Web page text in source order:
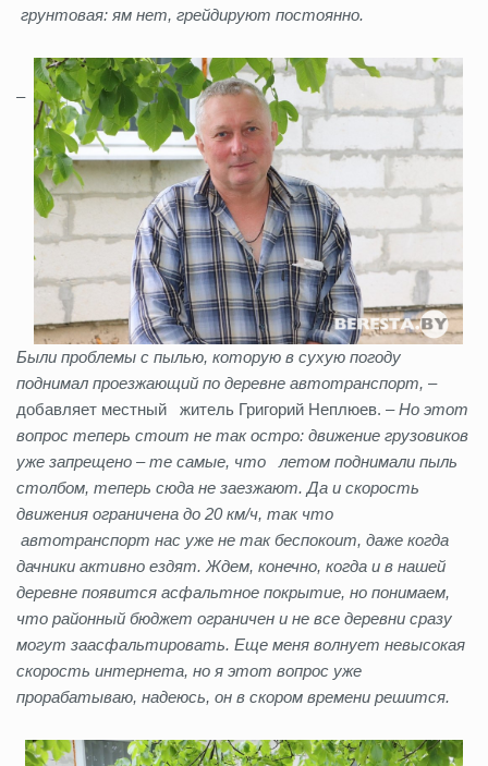
грунтовая: ям нет, грейдируют постоянно.
–
Были проблемы с пылью, которую в сухую погоду
поднимал проезжающий по деревне автотранспорт, –
добавляет местный житель Григорий Неплюев. –Но этот
вопрос теперь стоит не так остро: движение грузовиков
уже запрещено – те самые, что летом поднимали пыль
столбом, теперь сюда не заезжают. Да и скорость
движения ограничена до 20 км/ч, так что
автотранспорт нас уже не так беспокоит, даже когда
дачники активно ездят. Ждем, конечно, когда и в нашей
деревне появится асфальтное покрытие, но понимаем,
что районный бюджет ограничен и не все деревни сразу
могут заасфальтировать. Еще меня волнует невысокая
скорость интернета, но я этот вопрос уже
прорабатываю, надеюсь, он в скором времени решится.